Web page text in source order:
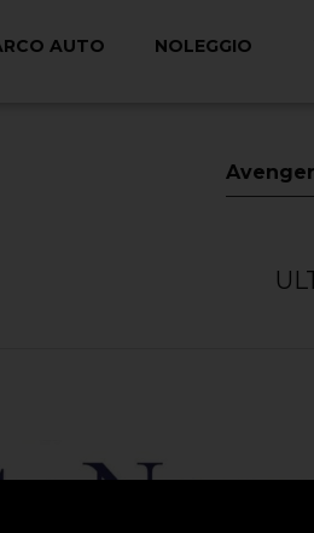
AUTO NOLEGGIO